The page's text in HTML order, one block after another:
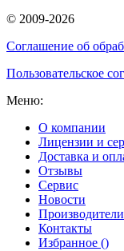
© 2009-2026
Соглашение об
Пользовательское
Меню:
О компании
Лицензии и
Доставка и
Отзывы
Сервис
Новости
Производители
Контакты
Избранное ()